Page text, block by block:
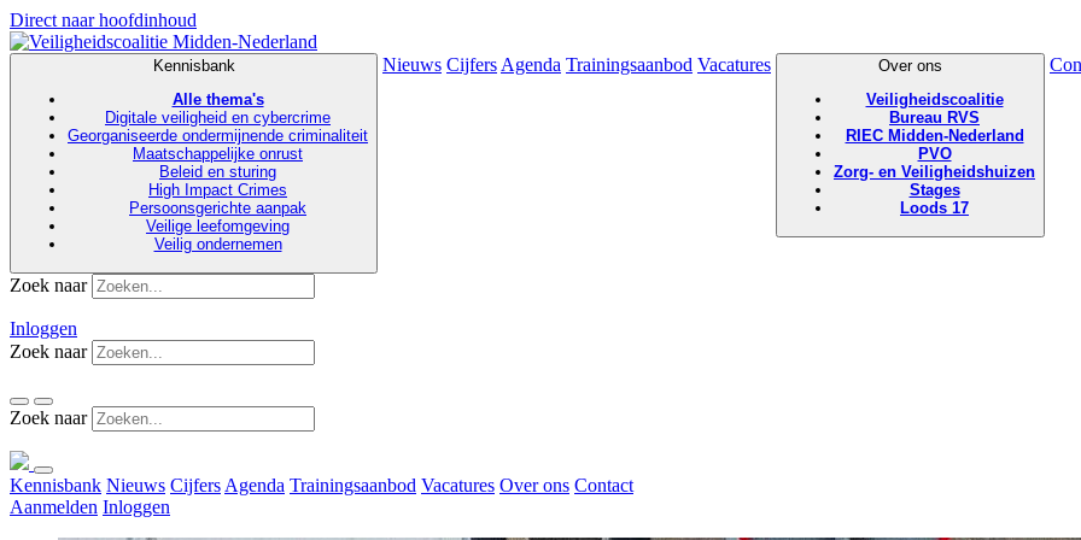
Direct naar hoofdinhoud
Kennisbank
Alle thema's
Digitale veiligheid en cybercrime
Georganiseerde ondermijnende criminaliteit
Maatschappelijke onrust
Beleid en sturing
High Impact Crimes
Persoonsgerichte aanpak
Veilige leefomgeving
Veilig ondernemen
Nieuws Cijfers Agenda Trainingsaanbod Vacatures
Over ons
Veiligheidscoalitie
Bureau RVS
RIEC Midden-Nederland
PVO
Zorg- en Veiligheidshuizen
Stages
Loods 17
Zoek naar
Inloggen
Zoek naar
Zoek naar
Kennisbank Nieuws Cijfers Agenda Trainingsaanbod Vacatures Over ons Contact
Aanmelden Inloggen